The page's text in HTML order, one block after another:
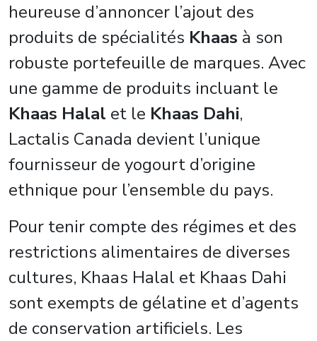
heureuse d’annoncer l’ajout des
produits de spécialités Khaas à son
robuste portefeuille de marques. Avec
une gamme de produits incluant le
Khaas Halal et le Khaas Dahi,
Lactalis Canada devient l’unique
fournisseur de yogourt d’origine
ethnique pour l’ensemble du pays.
Pour tenir compte des régimes et des
restrictions alimentaires de diverses
cultures, Khaas Halal et Khaas Dahi
sont exempts de gélatine et d’agents
de conservation artificiels. Les